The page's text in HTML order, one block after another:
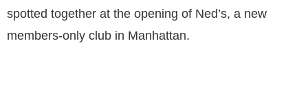
spotted together at the opening of Ned’s, a new
members-only club in Manhattan.